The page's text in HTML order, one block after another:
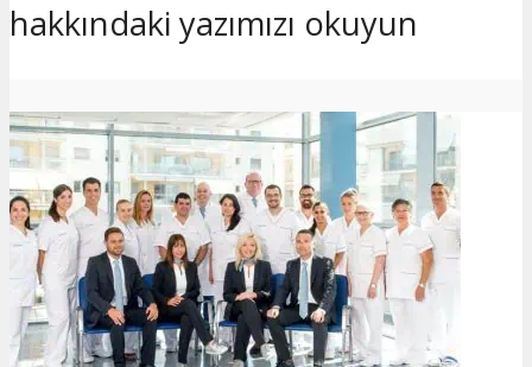
hakkındaki yazımızı okuyun